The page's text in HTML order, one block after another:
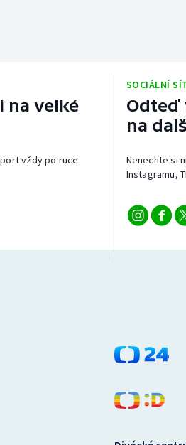
na velké
vždy po ruce.
SOCIÁLNÍ
Odteď
na
Nenechte si
Instagramu,